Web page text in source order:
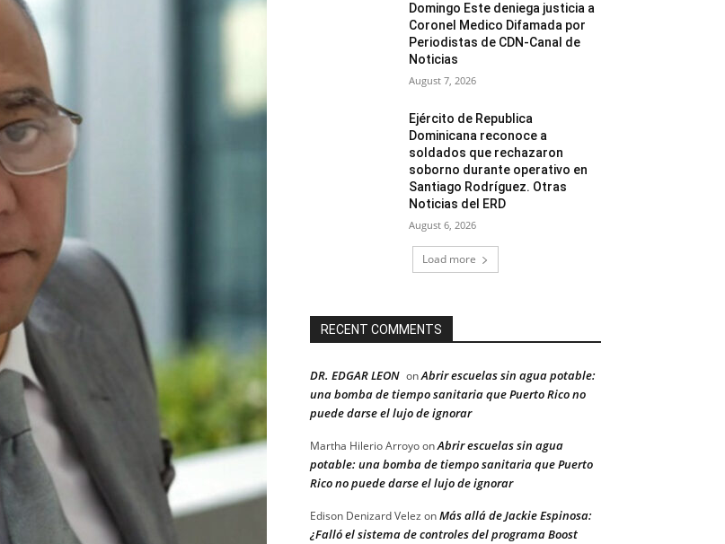
Domingo Este deniega justicia a
Coronel Medico Difamada por
Periodistas de CDN-Canal de
Noticias
August 7, 2026
Ejército de Republica
Dominicana reconoce a
soldados que rechazaron
soborno durante operativo en
Santiago Rodríguez. Otras
Noticias del ERD
August 6, 2026
Load more
RECENT COMMENTS
DR. EDGAR LEON onAbrir escuelas sin agua potable:
una bomba de tiempo sanitaria que Puerto Rico no
puede darse el lujo de ignorar
Martha Hilerio ArroyoonAbrir escuelas sin agua
potable: una bomba de tiempo sanitaria que Puerto
Rico no puede darse el lujo de ignorar
Edison Denizard Velez onMás allá de Jackie Espinosa:
¿Falló el sistema de controles del programa Boost